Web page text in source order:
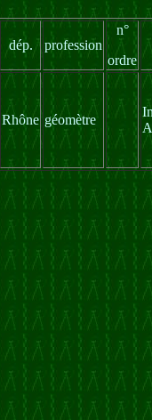
dép. profession
n°
ordre
Rhône géomètre